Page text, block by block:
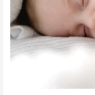
couleur
du
mucus
bébé